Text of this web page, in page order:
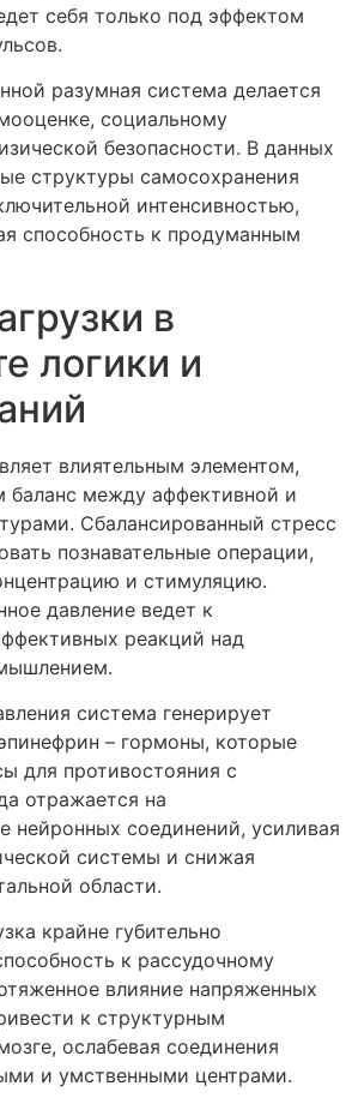
себя только под эффектом
разумная система делается
социальному
безопасности. В данных
структуры самосохранения
интенсивностью,
способность к продуманным
в
логики и
влиятельным элементом,
баланс между аффективной и
Сбалансированный стресс
познавательные операции,
и стимуляцию.
давление ведет к
реакций над
система генерирует
– гормоны, которые
для противостояния с
отражается на
нейронных соединений, усиливая
системы и снижая
области.
крайне губительно
к рассудочному
влияние напряженных
к структурным
ослабевая соединения
и умственными центрами.